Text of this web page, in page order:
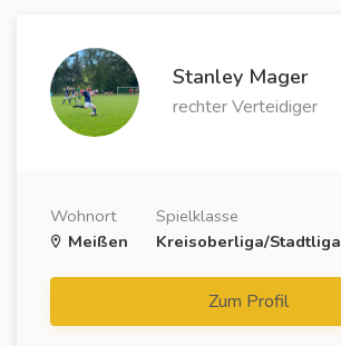
Stanley Mager
rechter Verteidiger
Wohnort
Meißen
Spielklasse
Kreisoberliga/Stadtliga
Zum Profil